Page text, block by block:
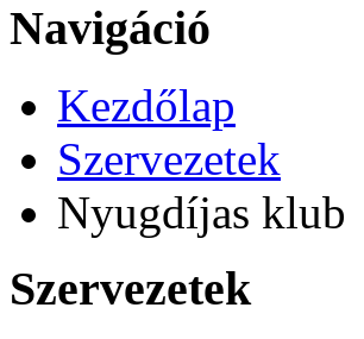
Navigáció
Kezdőlap
Szervezetek
Nyugdíjas klub
Szervezetek